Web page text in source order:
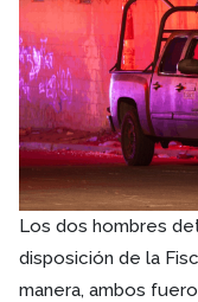
Los dos hombres
disposición de la
manera, ambos